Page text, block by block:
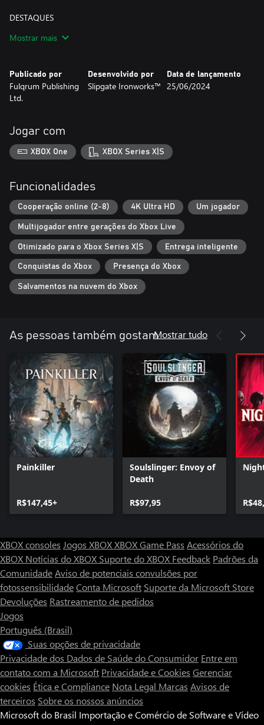
DESTAQUES
motivos das sórdidas seitas hereges por trás das pragas e
caminhos secretos e congele rios para andar por eles.
• Descubra novas armas e aprimore-as com a ajuda de ferreiros e
alquimistas para personalizar suas aptidões.
quão fundo é o abismo e os poderes que ele esconde.
• Acabe com mais de vinte inimigos diferentes e três chefões em
um extenso mundo com diversos biomas.
• Junte-se a até sete amigos para se divertir em partidas
• Percorra o caminho menos explorado para não cair nos buracos
Mostrar mais
Publicado por
Fulqrum Publishing
Ltd.
Desenvolvido por
Slipgate Ironworks™
Data de lançamento
25/06/2024
Jogar com
XBOX One XBOX Series X|S
Funcionalidades
Cooperação online (2-8) 4K Ultra HD Um jogador
Multijogador entre gerações do Xbox Live
Otimizado para o Xbox Series X|S Entrega inteligente
Conquistas do Xbox Presença do Xbox
Salvamentos na nuvem do Xbox
As pessoas também gostamMostrar tudo
Painkiller
R$147,45+
Soulslinger: Envoy of
Death
R$97,95
XBOX consoles Jogos XBOXXBOX Game Pass Acessórios do
XBOX Notícias do XBOX Suporte do XBOX Feedback Padrões da
ComunidadeAviso de potenciais convulsões por
fotossensibilidadeConta Microsoft Suporte da Microsoft Store
Devoluções Rastreamento de pedidos
Jogos
Português (Brasil)
Suas opções de privacidade
Privacidade dos Dados de Saúde do Consumidor Entre em
contato com a Microsoft Privacidade e Cookies Gerenciar
cookies Ética e Compliance Nota Legal Marcas Avisos de
terceiros Sobre os nossos anúncios
Microsoft do Brasil Importação e Comércio de Software e Vídeo